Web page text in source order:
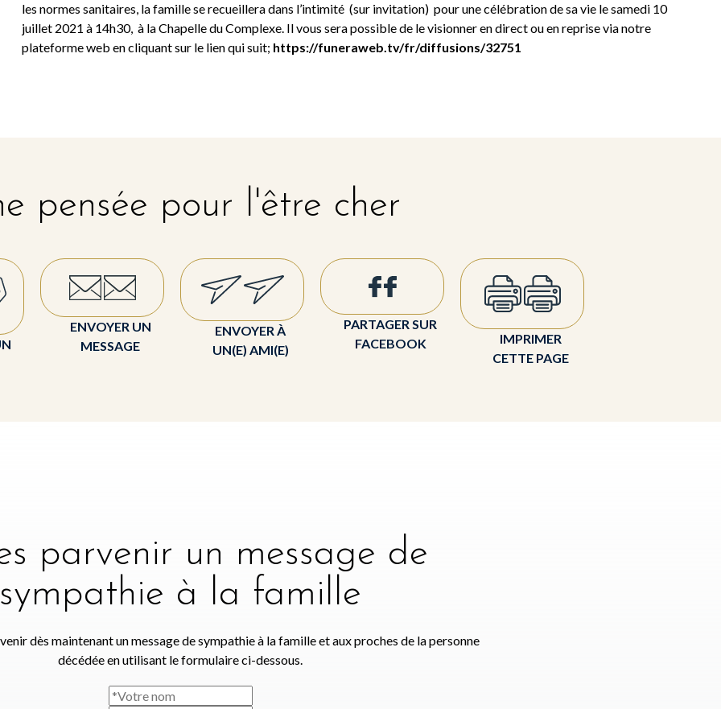
les normes sanitaires, la famille se recueillera dans l’intimité (sur invitation) pour une célébration de sa vie le samedi 10
juillet 2021 à 14h30, à la Chapelle du Complexe. Il vous sera possible de le visionner en direct ou en reprise via notre
plateforme web en cliquant sur le lien qui suit; https://funeraweb.tv/fr/diffusions/32751
pensée pour l'être cher
ENVOYER UN
MESSAGE
ENVOYER À
UN(E) AMI(E)
PARTAGER SUR
FACEBOOK
IMPRIMER
CETTE PAGE
parvenir un message de
sympathie à la famille
dès maintenant un message de sympathie à la famille et aux proches de la personne
décédée en utilisant le formulaire ci-dessous.